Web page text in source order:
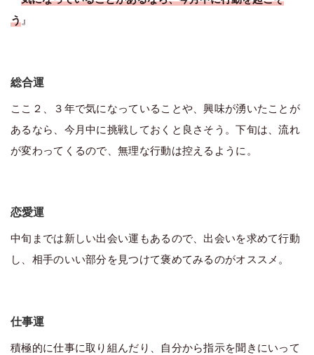
う』
総合運
ここ２、３年で気になっていることや、興味が湧いたことが
あるなら、今月中に挑戦しておくと良さそう。下旬は、流れ
が変わってくるので、無理な行動は控えるように。
恋愛運
中旬までは新しい出会い運もあるので、出会いを求めて行動
し、相手のいい部分を見つけて褒めてみるのがオススメ。
仕事運
積極的に仕事に取り組んだり、自分から指示を聞きにいって